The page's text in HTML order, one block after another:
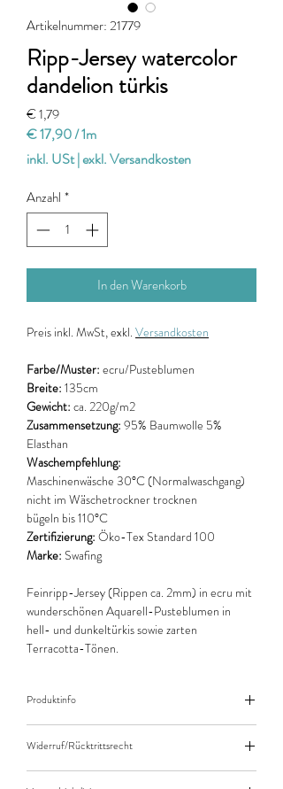
Artikelnummer: 21779
Ripp-Jersey watercolor
dandelion türkis
€ 1,79Preis
€ 17,90/1m
€ 17,90
pro
1
Meter
inkl. USt|exkl. Versandkosten
Anzahl *
In den Warenkorb
Preis inkl. MwSt, exkl. Versandkosten
Farbe/Muster: ecru/Pusteblumen
Breite: 135cm
Gewicht: ca. 220g/m2
Zusammensetzung: 95% Baumwolle 5%
Elasthan
Waschempfehlung:
Maschinenwäsche 30°C (Normalwaschgang)
nicht im Wäschetrockner trocknen
bügeln bis 110°C
Zertifizierung: Öko-Tex Standard 100
Marke: Swafing
Feinripp-Jersey (Rippen ca. 2mm) in ecru mit
wunderschönen Aquarell-Pusteblumen in
hell- und dunkeltürkis sowie zarten
Terracotta-Tönen.
Produktinfo
10cm (0,1m) Länge des Stoffes.
Bei einer Bestellung von zB. 50cm (0,5m)
Widerruf/Rücktrittsrecht